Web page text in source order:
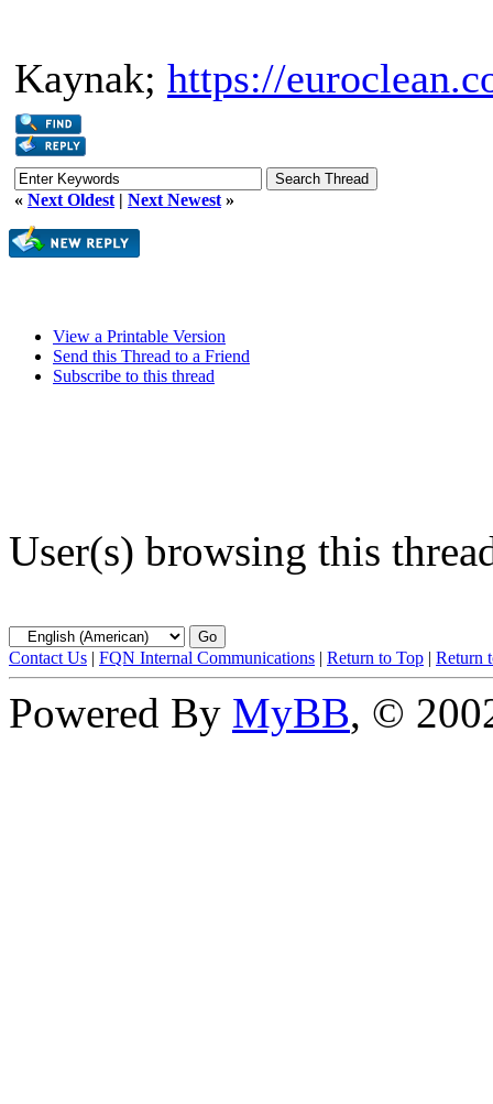
Kaynak; https://
« Next Oldest | Next Newest »
View a Printable Version
Send this Thread to a Friend
Subscribe to this thread
User(s) browsing this
Contact Us | FQN Internal Communications | Return to Top | Return
Powered By MyBB, ©